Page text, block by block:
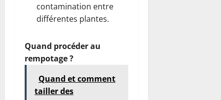
contamination entre
différentes plantes.
Quand procéder au
rempotage ?
Quand et comment
tailler des